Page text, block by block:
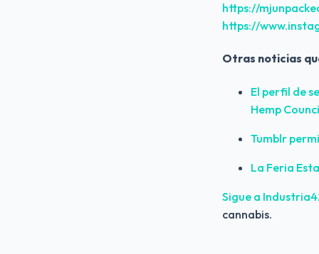
https://
https://
Otras noticias
El perfil de
Hemp
Tumblr
La Feria
Sigue a
cannabis.